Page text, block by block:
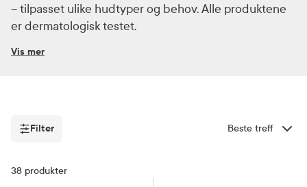
– tilpasset ulike hudtyper og behov. Alle produktene
er dermatologisk testet.
Vis mer
Filter
Filter
38 produkter